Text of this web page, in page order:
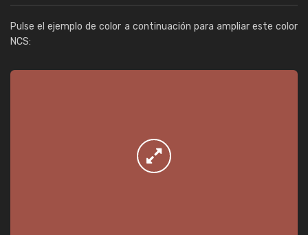
Pulse el ejemplo de color a continuación para ampliar este color
NCS: